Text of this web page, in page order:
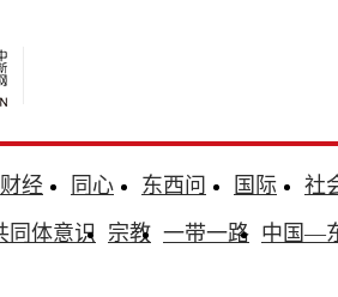
财经 同心 东西问 国际
社
同体意识 宗教 一带一路 中国—